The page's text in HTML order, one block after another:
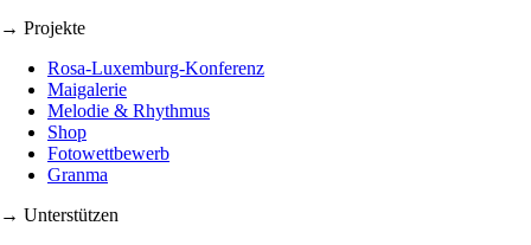
→ Projekte
Rosa-Luxemburg-Konferenz
Maigalerie
Melodie & Rhythmus
Shop
Fotowettbewerb
Granma
→ Unterstützen